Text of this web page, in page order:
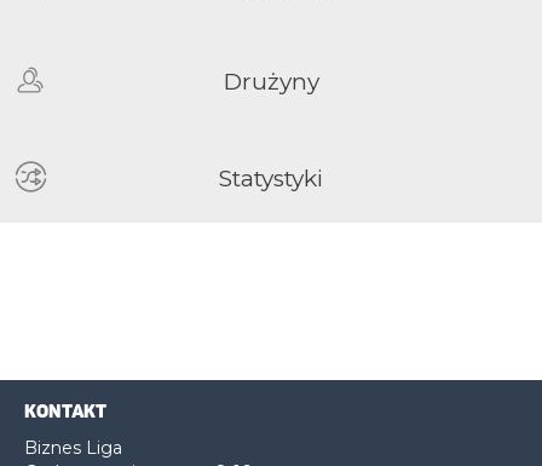
Drużyny
Statystyki
KONTAKT
Biznes Liga